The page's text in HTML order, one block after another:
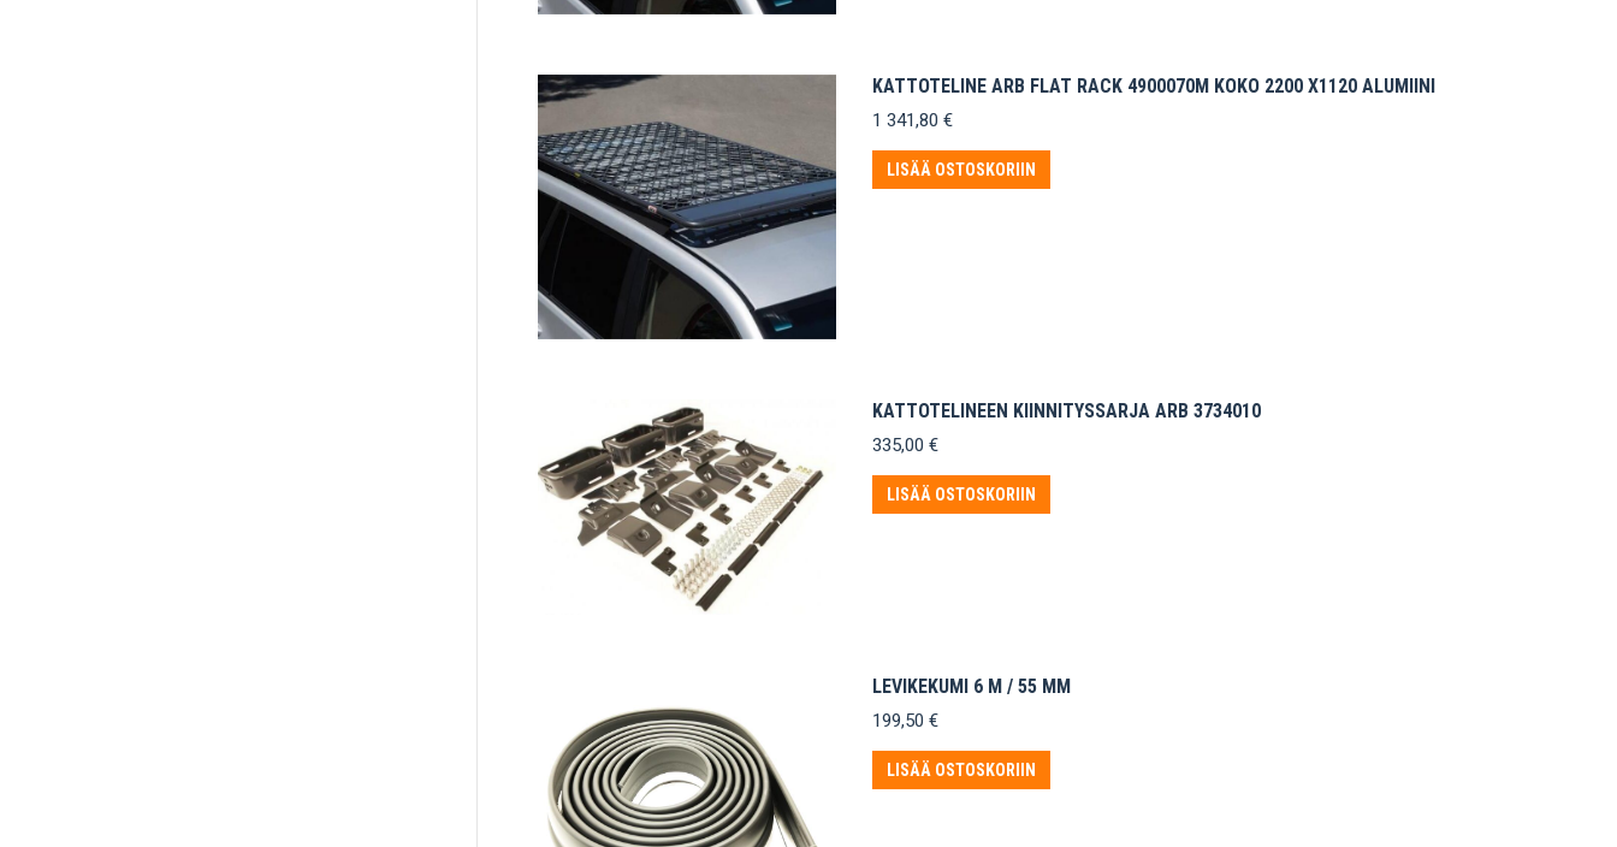
KATTOTELINE ARB FLAT RACK 4900070M KOKO 2200 X1120 ALUMIINI
1 341,80 €
LISÄÄ OSTOSKORIIN
KATTOTELINEEN KIINNITYSSARJA ARB 3734010
335,00 €
LISÄÄ OSTOSKORIIN
LEVIKEKUMI 6 M / 55 MM
199,50 €
LISÄÄ OSTOSKORIIN